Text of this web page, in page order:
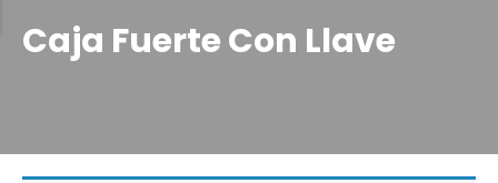
Caja Fuerte Con Llave